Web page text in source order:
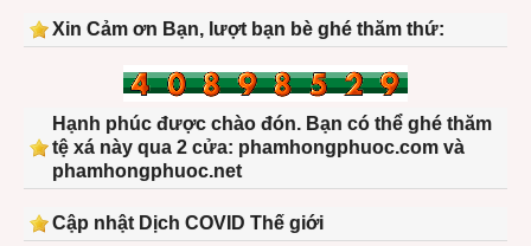
Xin Cảm ơn Bạn, lượt bạn bè ghé thăm thứ:
Hạnh phúc được chào đón. Bạn có thể ghé thăm
tệ xá này qua 2 cửa: phamhongphuoc.com và
phamhongphuoc.net
Cập nhật Dịch COVID Thế giới